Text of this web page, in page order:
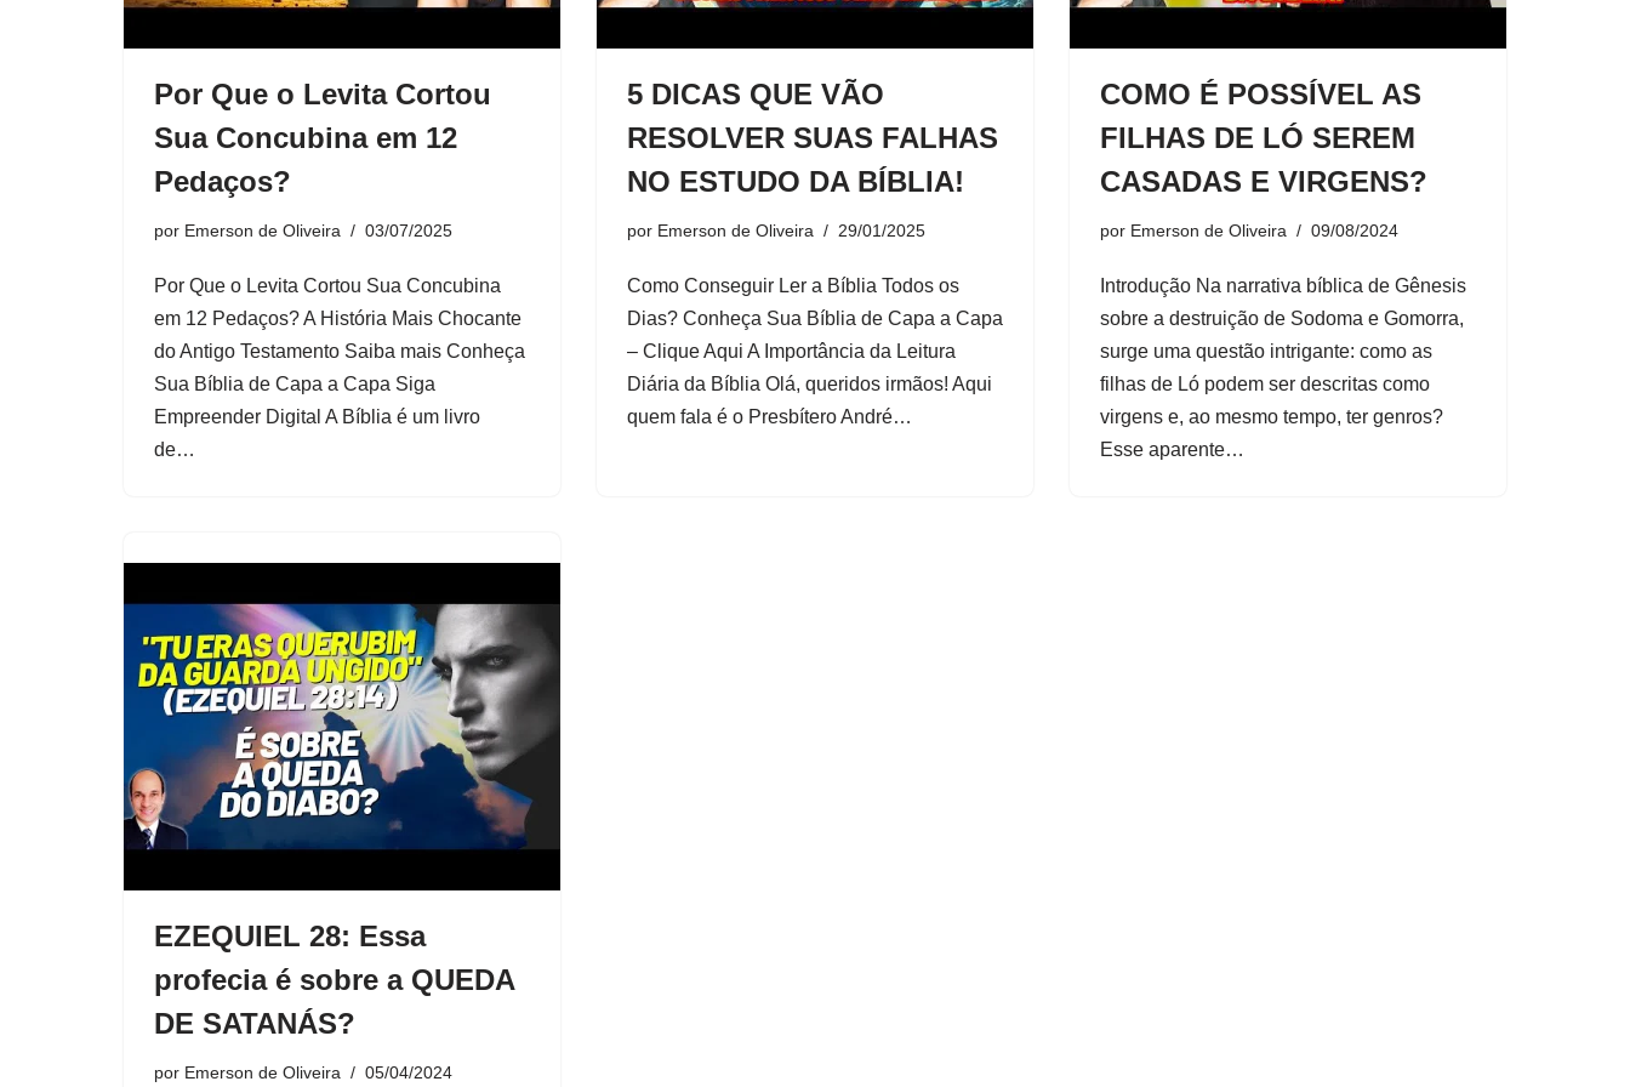
Por Que o Levita Cortou
Sua Concubina em 12
Pedaços?
por Emerson de Oliveira 03/07/2025
Por Que o Levita Cortou Sua Concubina
em 12 Pedaços? A História Mais Chocante
do Antigo Testamento Saiba mais Conheça
Sua Bíblia de Capa a Capa Siga
Empreender Digital A Bíblia é um livro
de…
5 DICAS QUE VÃO
RESOLVER SUAS FALHAS
NO ESTUDO DA BÍBLIA!
por Emerson de Oliveira 29/01/2025
Como Conseguir Ler a Bíblia Todos os
Dias? Conheça Sua Bíblia de Capa a Capa
– Clique Aqui A Importância da Leitura
Diária da Bíblia Olá, queridos irmãos! Aqui
quem fala é o Presbítero André…
COMO É POSSÍVEL AS
FILHAS DE LÓ SEREM
CASADAS E VIRGENS?
por Emerson de Oliveira 09/08/2024
Introdução Na narrativa bíblica de Gênesis
sobre a destruição de Sodoma e Gomorra,
surge uma questão intrigante: como as
filhas de Ló podem ser descritas como
virgens e, ao mesmo tempo, ter genros?
Esse aparente…
EZEQUIEL 28: Essa
profecia é sobre a QUEDA
DE SATANÁS?
por Emerson de Oliveira 05/04/2024